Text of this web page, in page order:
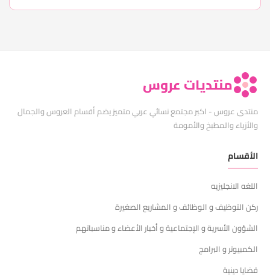
منتديات عروس
منتدى عروس - اكبر مجتمع نسائي عربي متميز يضم أقسام العروس والجمال
والأزياء والمطبخ والأمومة
الأقسام
اللغه الانجليزيه
ركن التوظيف و الوظائف و المشاريع الصغيرة
الشؤون الأسرية و الإجتماعية و أخبار الأعضاء و مناسباتهم
الكمبيوتر و البرامج
قضايا دينية